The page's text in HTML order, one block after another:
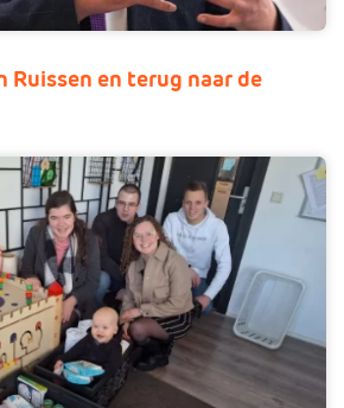
Ruissen en terug naar de